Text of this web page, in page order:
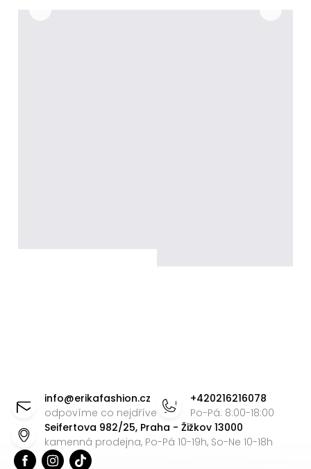
info@erikafashion.cz
odpovíme co nejdříve
+420216216078
Po-Pá: 8:00-18:00
Seifertova 982/25, Praha - Žižkov 13000
kamenná prodejna, Po-Pá 10-19h, So-Ne 10-18h